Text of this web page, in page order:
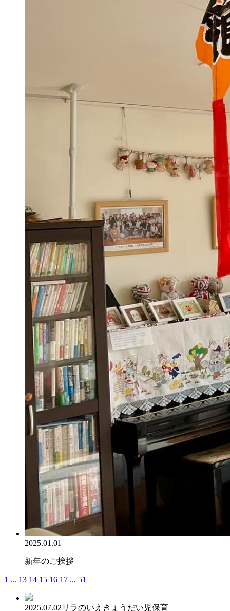
2025.01.01
新年のご挨拶
1 ... 13 14 15 16 17 ... 51
2025.07.02 リラのいえ きょうだい児保育